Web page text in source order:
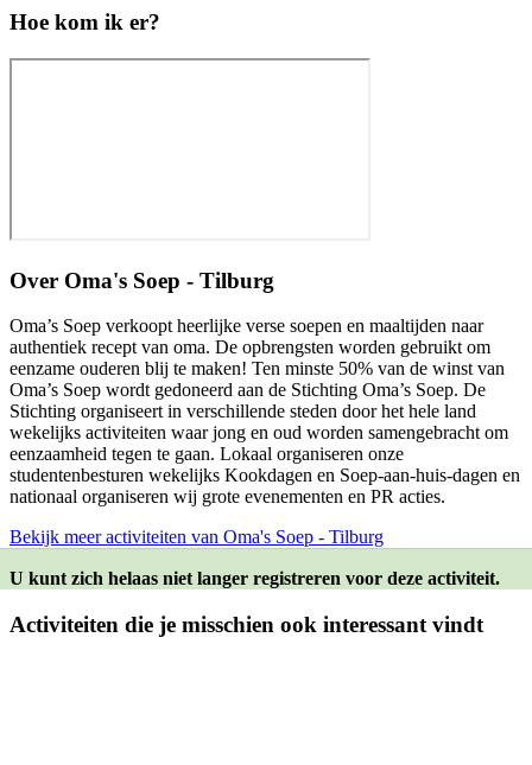
Hoe kom ik er?
Over Oma's Soep - Tilburg
Oma’s Soep verkoopt heerlijke verse soepen en maaltijden naar
authentiek recept van oma. De opbrengsten worden gebruikt om
eenzame ouderen blij te maken! Ten minste 50% van de winst van
Oma’s Soep wordt gedoneerd aan de Stichting Oma’s Soep. De
Stichting organiseert in verschillende steden door het hele land
wekelijks activiteiten waar jong en oud worden samengebracht om
eenzaamheid tegen te gaan. Lokaal organiseren onze
studentenbesturen wekelijks Kookdagen en Soep-aan-huis-dagen en
nationaal organiseren wij grote evenementen en PR acties.
Bekijk meer activiteiten van Oma's Soep - Tilburg
U kunt zich helaas niet langer registreren voor deze activiteit.
Activiteiten die je misschien ook interessant vindt